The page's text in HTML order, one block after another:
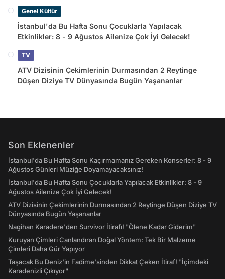
Genel Kültür
İstanbul'da Bu Hafta Sonu Çocuklarla Yapılacak
Etkinlikler: 8 - 9 Ağustos Ailenize Çok İyi Gelecek!
TV
ATV Dizisinin Çekimlerinin Durmasından 2 Reytinge
Düşen Diziye TV Dünyasında Bugün Yaşananlar
Son Eklenenler
İstanbul'da Bu Hafta Sonu Kaçırmamanız Gereken Konserler: 8 - 9
Ağustos Günleri Müziğe Doyamayacaksınız!
İstanbul'da Bu Hafta Sonu Çocuklarla Yapılacak Etkinlikler: 8 - 9
Ağustos Ailenize Çok İyi Gelecek!
ATV Dizisinin Çekimlerinin Durmasından 2 Reytinge Düşen Diziye TV
Dünyasında Bugün Yaşananlar
Nagihan Karadere'den Survivor İtirafı! "Ölene Kadar Giderim"
Kuruyan Çimleri Canlandıran Doğal Yöntem: Tek Bir Malzeme
Çimleri Daha Gür Yapıyor
Taşacak Bu Deniz'in Fadime'sinden Dikkat Çeken İtiraf! "İçimdeki
Karadenizli Çıkıyor"